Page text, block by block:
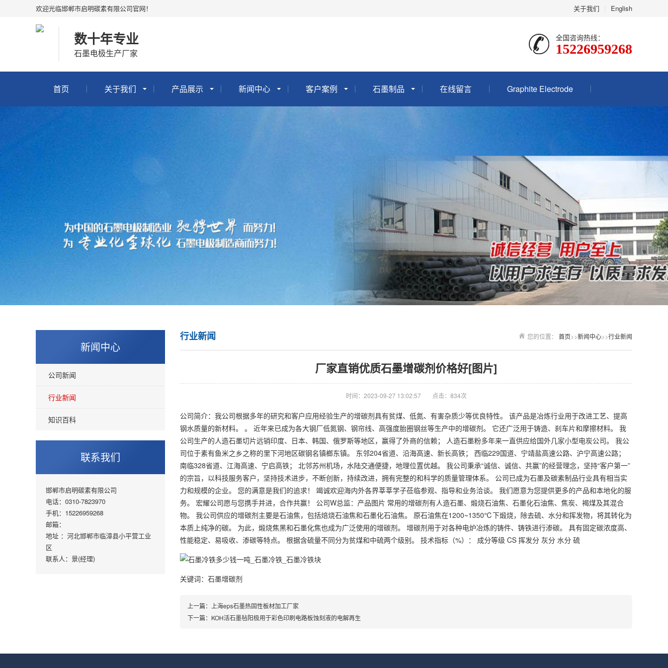
关于我们 English
欢迎光临邯郸市启明碳素有限公司官网！
数十年专业
石墨电极生产厂家
全国咨询热线：
15226959268
首页 关于我们 产品展示 新闻中心 客户案例 石墨制品 在线留言 Graphite Electrode
新闻中心
公司新闻
行业新闻
知识百科
联系我们
邯郸市启明碳素有限公司
电话：0310-7823970
手机：15226959268
邮箱：
地址 ：河北邯郸市临漳县小平营工业
区
联系人：景(经理)
您的位置： 首页>>新闻中心>>行业新闻
行业新闻
厂家直销优质石墨增碳剂价格好[图片]
时间：2023-09-27 13:02:57 点击：834次
公司简介：我公司根据多年的研究和客户应用经验生产的增碳剂具有贫煤、低氮、有害杂质少等优良特性。 该产品是冶炼行业用于改进工艺、提高
钢水质量的新材料。 。 近年来已成为各大钢厂低氮钢、钢帘线、高强度胎圈钢丝等生产中的增碳剂。 它还广泛用于铸造、刹车片和摩擦材料。 我
公司生产的人造石墨切片远销印度、日本、韩国、俄罗斯等地区，赢得了外商的信赖； 人造石墨粉多年来一直供应给国外几家小型电炭公司。 我公
司位于素有鱼米之乡之称的里下河地区碳钢名镇榔东镇。 东邻204省道、沿海高速、新长高铁； 西临229国道、宁靖盐高速公路、沪宁高速公路；
南临328省道、江海高速、宁启高铁； 北邻苏州机场，水陆交通便捷，地理位置优越。 我公司秉承“诚信、诚信、共赢”的经营理念，坚持“客户第一”
的宗旨，以科技服务客户，坚持技术进步，不断创新，持续改进，拥有完整的和科学的质量管理体系。 公司已成为石墨及碳素制品行业具有相当实
力和规模的企业。 您的满意是我们的追求！ 竭诚欢迎海内外各界莘莘学子莅临参观、指导和业务洽谈。 我们愿意为您提供更多的产品和本地化的服
务。 宏耀公司愿与您携手并进，合作共赢！ 公司W总监：产品图片 常用的增碳剂有人造石墨、煅烧石油焦、石墨化石油焦、焦炭、褐煤及其混合
物。 我公司供应的增碳剂主要是石油焦，包括焙烧石油焦和石墨化石油焦。 原石油焦在1200~1350℃下煅烧，除去硫、水分和挥发物，将其转化为
本质上纯净的碳。 为此，煅烧焦黑和石墨化焦也成为广泛使用的增碳剂。 增碳剂用于对各种电炉冶炼的铸件、铸铁进行渗碳。 具有固定碳浓度高、
性能稳定、易吸收、渗碳等特点。 根据含硫量不同分为贫煤和中硫两个级别。 技术指标（%）： 成分等级 CS 挥发分 灰分 水分 硫
关键词：石墨增碳剂
上一篇：
上海eps石墨热固性板材加工厂家
下一篇： KOH活石墨毡阳极用于彩色印刷电路板蚀刻液的电解再生